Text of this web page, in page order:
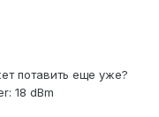
потавить еще уже?
18 dBm